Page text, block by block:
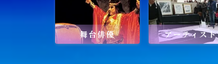
文化・芸術活動
社会貢献 社会貢献
舞台俳優 アーティスト